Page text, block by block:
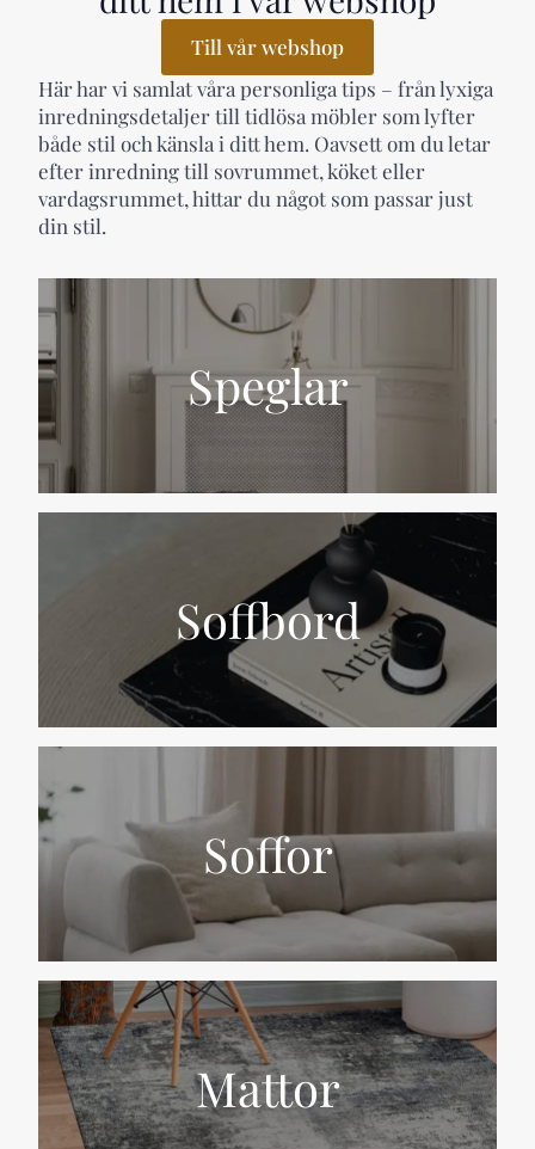
Speglar
Soffbord
Soffor
Mattor
Till vår webshop
Här har vi samlat våra personliga tips – från lyxiga
inredningsdetaljer till tidlösa möbler som lyfter
både stil och känsla i ditt hem. Oavsett om du letar
efter inredning till sovrummet, köket eller
vardagsrummet, hittar du något som passar just
din stil.